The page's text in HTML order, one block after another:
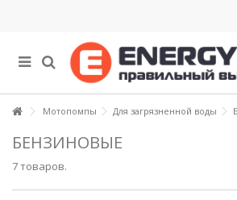
Мотопомпы Для загрязненной воды
БЕНЗИНОВЫЕ
7 товаров.